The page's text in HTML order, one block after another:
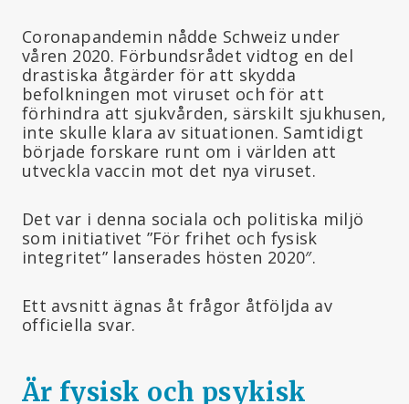
Coronapandemin nådde Schweiz under
våren 2020. Förbundsrådet vidtog en del
drastiska åtgärder för att skydda
befolkningen mot viruset och för att
förhindra att sjukvården, särskilt sjukhusen,
inte skulle klara av situationen. Samtidigt
började forskare runt om i världen att
utveckla vaccin mot det nya viruset.
Det var i denna sociala och politiska miljö
som initiativet ”För frihet och fysisk
integritet” lanserades hösten 2020″.
Ett avsnitt ägnas åt frågor åtföljda av
officiella svar.
Är fysisk och psykisk